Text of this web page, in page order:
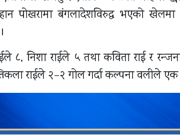
पोखरामा बंगलादेशविरुद्ध भएको
८, निशा राईले ५ तथा कविता राई र
राईले २–२ गोल गर्दा कल्पना वलीले एक